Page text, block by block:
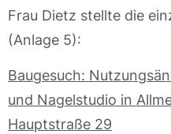
Frau Dietz stellte die
(Anlage 5):
Baugesuch:
und Nagelstudio in
Hauptstraße 29